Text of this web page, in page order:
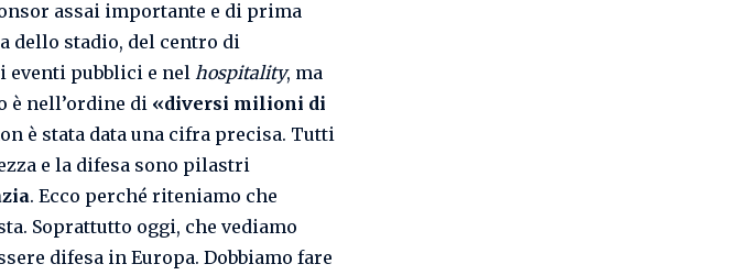
assai importante e di prima
dello stadio, del centro di
eventi pubblici e nel hospitality, ma
è nell’ordine di «diversi milioni di
è stata data una cifra precisa. Tutti
e la difesa sono pilastri
. Ecco perché riteniamo che
Soprattutto oggi, che vediamo
difesa in Europa. Dobbiamo fare